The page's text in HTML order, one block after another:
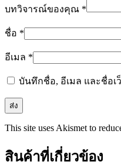
บทวิจารณ์ของคุณ *
ชื่อ *
อีเมล *
บันทึกชื่อ, อีเมล และชื่อเ
This site uses Akismet to
สินค้าที่เกี่ยวข้อง